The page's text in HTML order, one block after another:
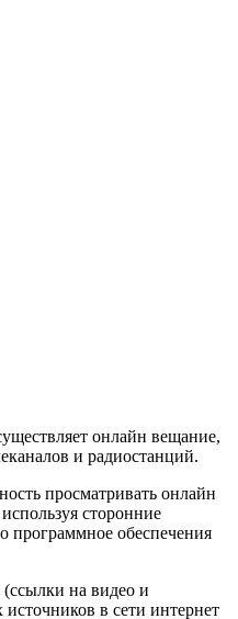
онлайн вещание,
и радиостанций.
просматривать онлайн
сторонние
программное обеспечения
на видео и
в сети интернет